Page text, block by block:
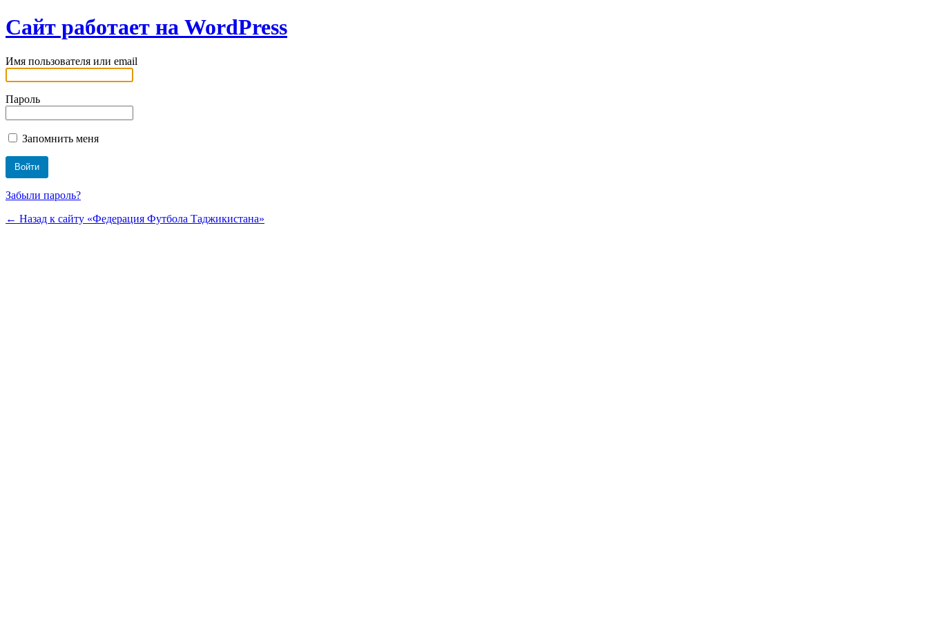
Сайт работает на WordPress
Имя пользователя или email
Пароль
Запомнить меня
Забыли пароль?
← Назад к сайту «Федерация Футбола Таджикистана»